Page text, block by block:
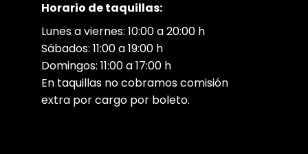
Horario de taquillas:
Lunes a viernes: 10:00 a 20:00 h
Sábados: 11:00 a 19:00 h
Domingos: 11:00 a 17:00 h
En taquillas no cobramos comisión
extra por cargo por boleto.